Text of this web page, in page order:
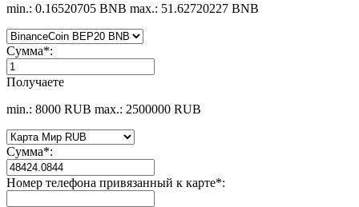
min.: 0.16520705 BNB max.: 51.62720227 BNB
Сумма*:
Получаете
min.: 8000 RUB max.: 2500000 RUB
Сумма*:
Номер телефона привязанный к карте*: